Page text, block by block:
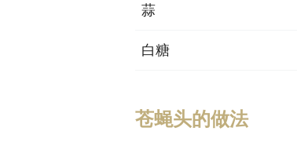
蒜
白糖
苍蝇头的做法